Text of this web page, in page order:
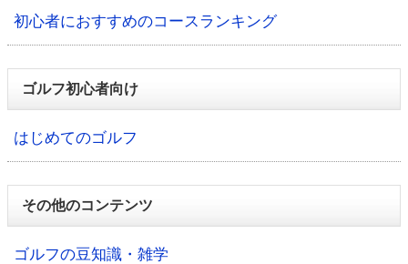
初心者におすすめのコースランキング
ゴルフ初心者向け
はじめてのゴルフ
その他のコンテンツ
ゴルフの豆知識・雑学